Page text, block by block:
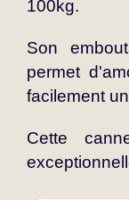
100kg.
Son
permet
facilement
Cette